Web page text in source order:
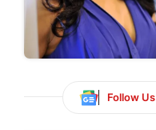
Follow Us